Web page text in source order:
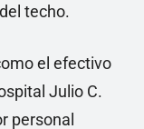
techo.
el efectivo
Julio C.
personal